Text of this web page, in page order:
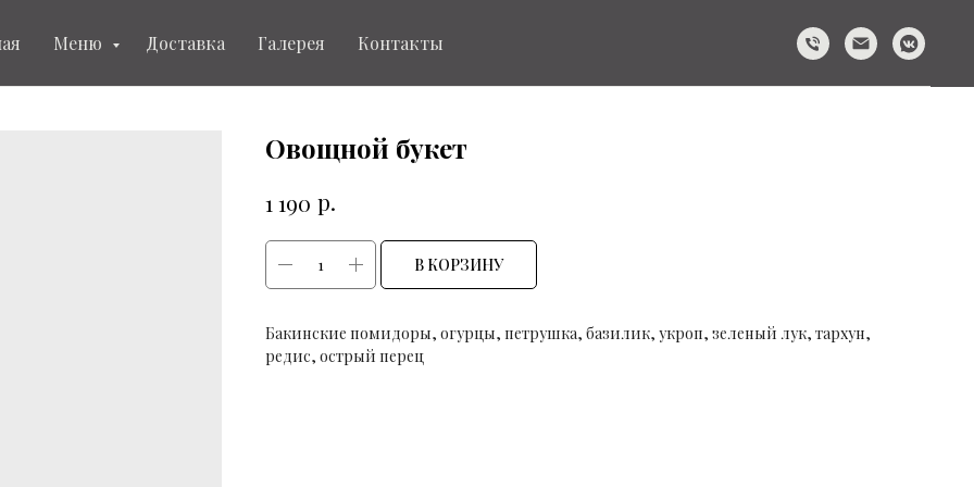
Меню Доставка Галерея Контакты
Овощной букет
1 190 р.
В КОРЗИНУ
Бакинские помидоры, огурцы, петрушка, базилик, укроп, зеленый лук, тархун,
редис, острый перец